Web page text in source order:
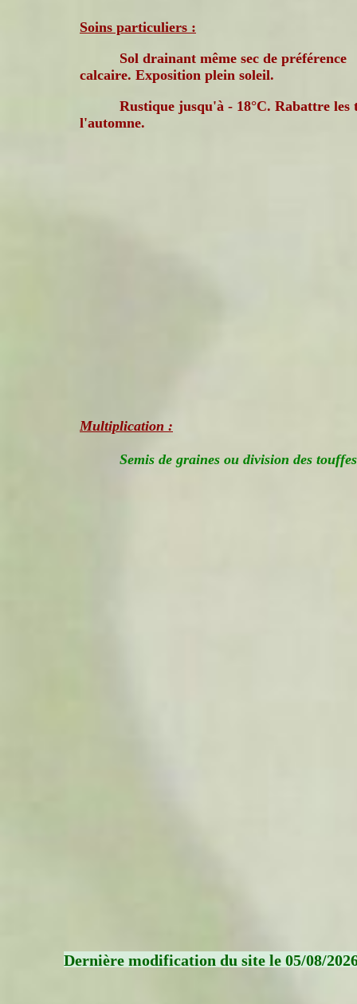
Soins particuliers :
Sol drainant même sec de préférence
calcaire. Exposition plein soleil.
Rustique jusqu'à - 18°C. Rabattre les
l'automne.
Multiplication :
Semis de graines ou division des
Dernière modification du site le 05/08/